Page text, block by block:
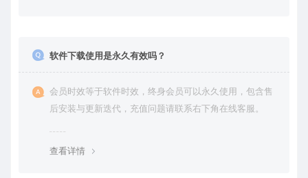
软件下载使用是永久有效吗？
会员时效等于软件时效，终身会员可以永久使用，包含售
后安装与更新迭代，充值问题请联系右下角在线客服。
查看详情